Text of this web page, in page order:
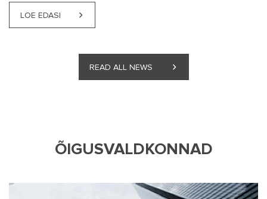
LOE EDASI
READ ALL NEWS
ÕIGUSVALDKONNAD